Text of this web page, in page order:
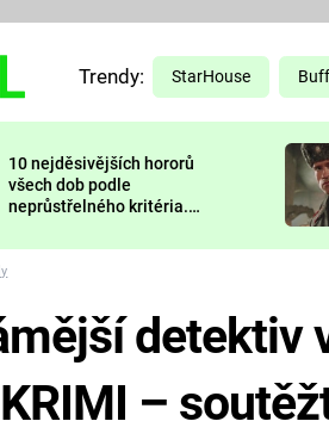
PREDÁTOR
Trendy: StarHouse
10 nejděsivějších hororů
všech dob podle
neprůstřelného kritéria.
nejvíc zvednou tep?
detektiv
–